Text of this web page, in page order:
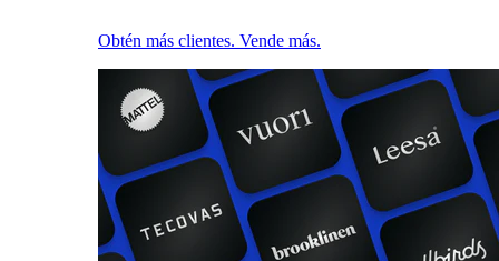
Obtén más clientes. Vende más.